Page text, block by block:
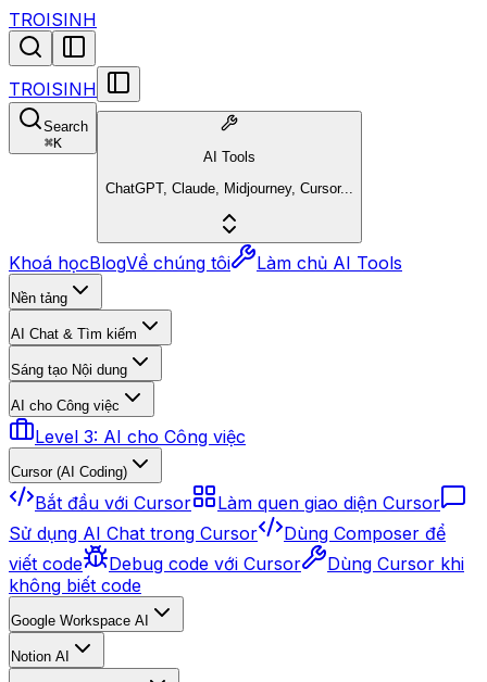
TROISINH
TROISINH
Search
⌘K
AI Tools
ChatGPT, Claude, Midjourney, Cursor...
Khoá họcBlogVề chúng tôi Làm chủ AI Tools
Nền tảng
AI Chat & Tìm kiếm
Sáng tạo Nội dung
AI cho Công việc
Level 3: AI cho Công việc
Cursor (AI Coding)
Bắt đầu với Cursor
Làm quen giao diện Cursor
Sử dụng AI Chat trong Cursor
Dùng Composer để
viết code
Debug code với Cursor
Dùng Cursor khi
không biết code
Google Workspace AI
Notion AI